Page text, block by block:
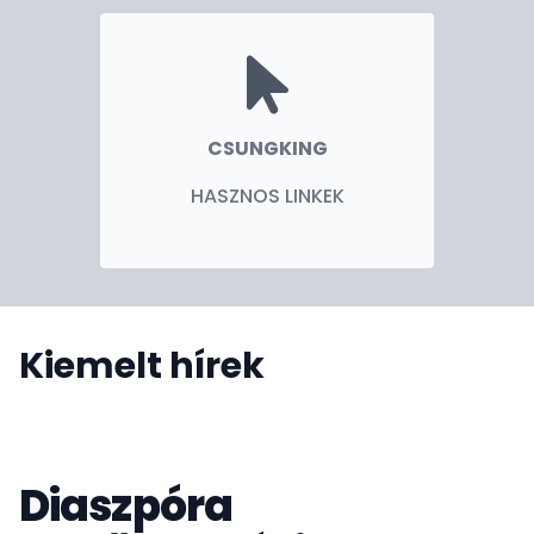
CSUNGKING
HASZNOS LINKEK
Kiemelt hírek
Diaszpóra